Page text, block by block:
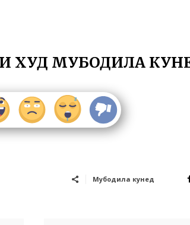
ХУД МУБОДИЛА
Мубодила кунед